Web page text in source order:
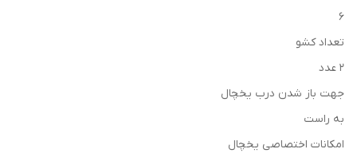
۶
تعداد کشو
۲ عدد
جهت باز شدن درب یخچال
به راست
امکانات اختصاصی یخچال